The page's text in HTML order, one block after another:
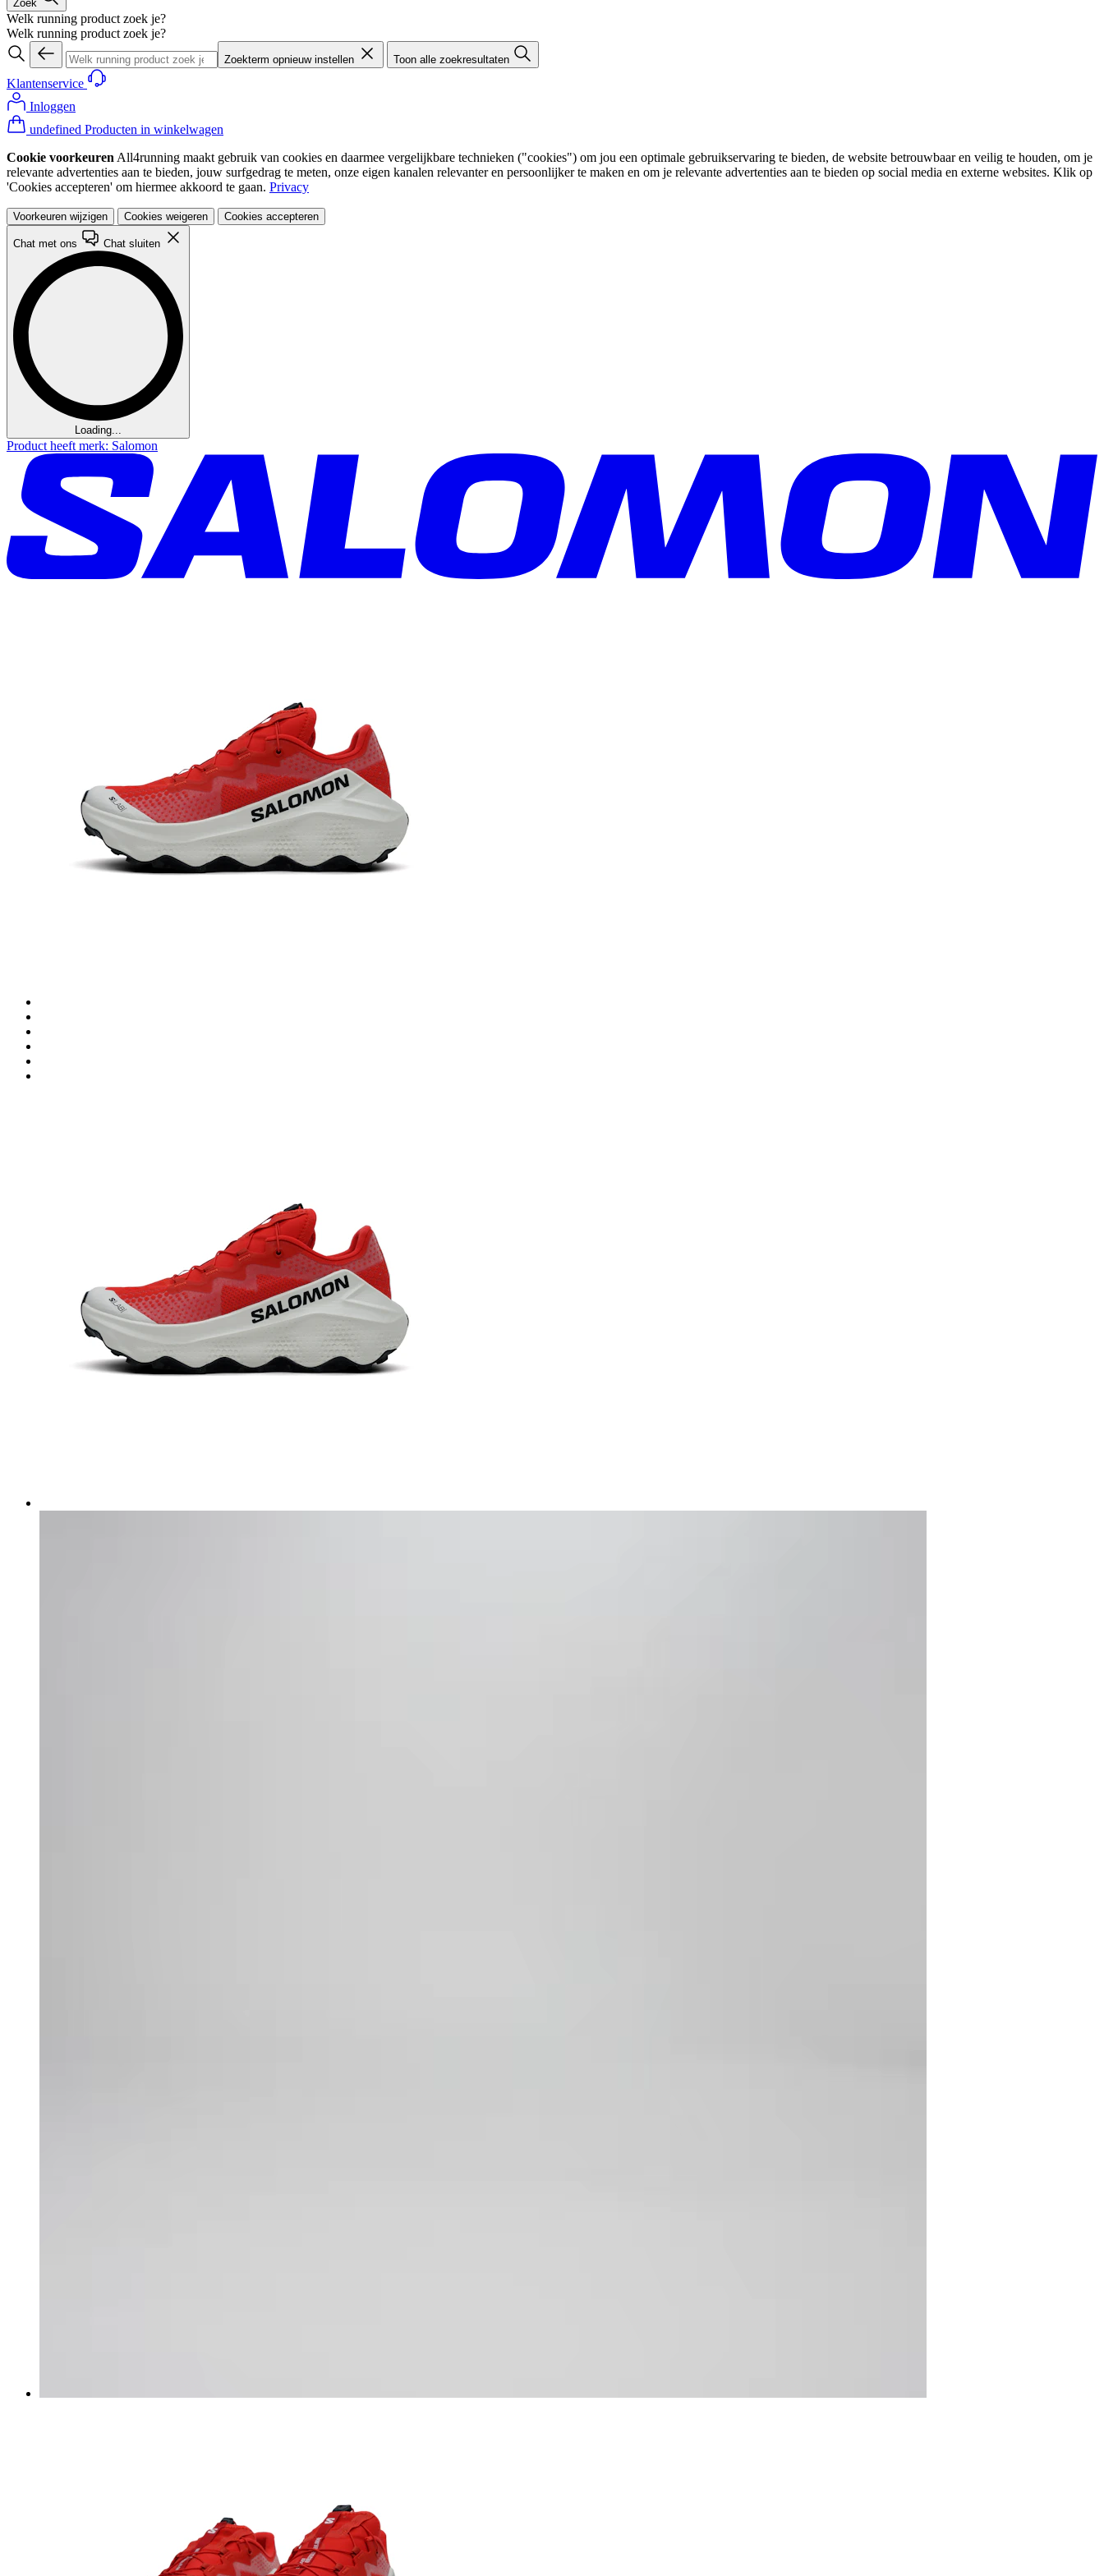
Zoek
Welk running product zoek je?
Welk running product zoek je?
Zoekterm opnieuw instellen Toon alle zoekresultaten
Klantenservice
Inloggen
undefined Producten in winkelwagen
Cookie voorkeuren All4running maakt gebruik van cookies en daarmee vergelijkbare technieken ("cookies") om jou een optimale gebruikservaring te bieden, de website betrouwbaar en veilig te houden, om je
relevante advertenties aan te bieden, jouw surfgedrag te meten, onze eigen kanalen relevanter en persoonlijker te maken en om je relevante advertenties aan te bieden op social media en externe websites. Klik op
'Cookies accepteren' om hiermee akkoord te gaan. Privacy
Voorkeuren wijzigen Cookies weigeren Cookies accepteren
Chat met ons Chat sluiten
Loading...
Product heeft merk: Salomon